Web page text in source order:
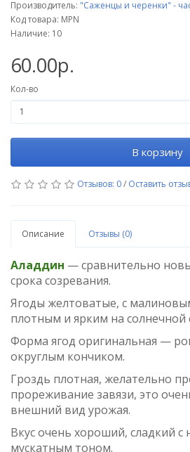
Производитель: "Саженцы и черенки" -
Код товара: MPN
Наличие: 10
60.00р.
Кол-во
В корзину
Отзывов: 0/ Оставить
Описание Отзывы (0)
Аладдин — сравнительно
срока созревания.
Ягоды желтоватые, с
плотным и ярким на солнечной
Форма ягод оригинальная —
округлым кончиком.
Гроздь плотная, желательно
прореживание завязи, это
внешний вид урожая.
Вкус очень хороший, сладкий с
мускатным тоном.